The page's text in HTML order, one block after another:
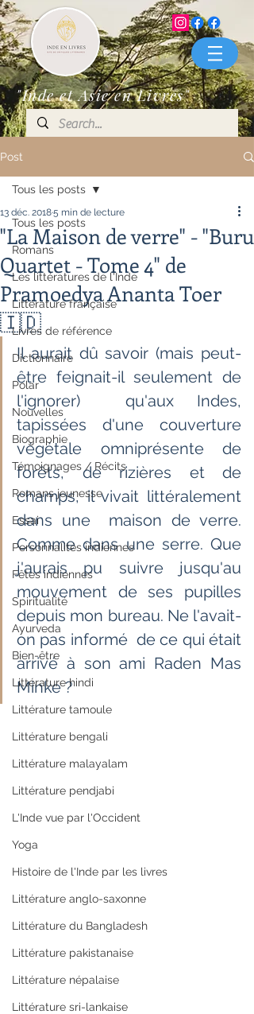
"Inde et Asie en Livres"
Post
Tous les posts
Romans
Les littératures de l'Inde
Littérature française
Livres de référence
Dictionnaire
Polar
Nouvelles
Biographie
Témoignages / Récits
Romans jeunesse
Essai
Personnalités indiennes
Fêtes indiennes
Spiritualité
Ayurveda
Bien-être
Littérature hindi
Littérature tamoule
Littérature bengali
Littérature malayalam
Littérature pendjabi
L'Inde vue par l'Occident
Yoga
Histoire de l'Inde par les livres
Littérature anglo-saxonne
Littérature du Bangladesh
Littérature pakistanaise
Littérature népalaise
Littérature sri-lankaise
Tous les posts
"La Maison de verre" - "Buru
Quartet - Tome 4" de
Pramoedya Ananta Toer
🇮🇩
13 déc. 20185 min de lecture
Il aurait dû savoir (mais peut-
être feignait-il seulement de
l'ignorer)  qu'aux Indes,
tapissées d'une couverture
végétale omniprésente de
forêts, de rizières et de
champs, il vivait littéralement
dans une  maison de verre.
Comme dans une serre. Que
j'aurais pu suivre jusqu'au
mouvement de ses pupilles
depuis mon bureau. Ne l'avait-
on pas informé  de ce qui était
arrivé à son ami Raden Mas
Minke ?